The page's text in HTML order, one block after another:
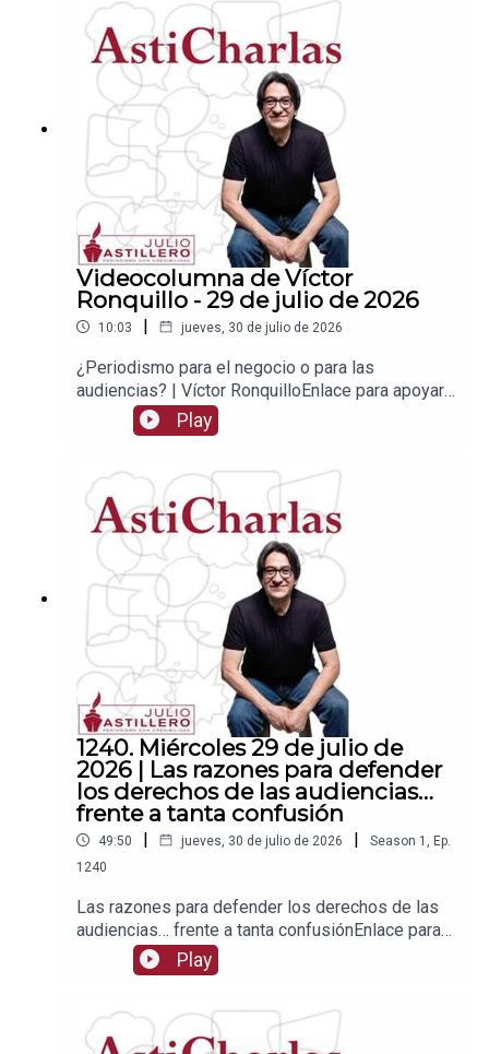
PayPal:https://www.paypal.me/julioastilleroCuent
a para hacer transferencias a cuenta BBVA a
nombre de Julio Hernández López:
1539408017CLABE: 012 320 01539408017
2Tienda:https://julioastillerotienda.com/
Videocolumna de Víctor
Ronquillo - 29 de julio de 2026
10:03 | jueves, 30 de julio de 2026
¿Periodismo para el negocio o para las
audiencias? | Víctor RonquilloEnlace para apoyar
Patreon:https://www.patreon.com/julioastilleroEnl
PayPal:https://www.paypal.me/julioastilleroCuent
a para hacer transferencias a cuenta BBVA a
nombre de Julio Hernández López:
1539408017CLABE: 012 320 01539408017
2Tienda:https://julioastillerotienda.com/
Play
1240. Miércoles 29 de julio de
2026 | Las razones para defender
los derechos de las audiencias…
frente a tanta confusión
49:50 | jueves, 30 de julio de 2026 | Season 1
Ep.
1240
Las razones para defender los derechos de las
audiencias… frente a tanta confusiónEnlace para
apoyar vía
Patreon:https://www.patreon.com/julioastilleroEnl
PayPal:https://www.paypal.me/julioastilleroCuent
a para hacer transferencias a cuenta BBVA a
Play